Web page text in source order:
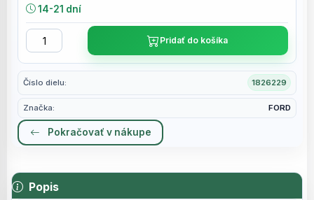
Číslo dielu: 1826229
Značka: FORD
14-21 dní
Pridať do košíka
Pokračovať v nákupe
Popis